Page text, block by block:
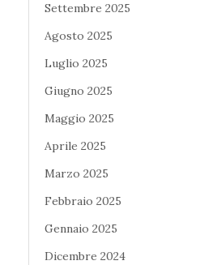
Settembre 2025
Agosto 2025
Luglio 2025
Giugno 2025
Maggio 2025
Aprile 2025
Marzo 2025
Febbraio 2025
Gennaio 2025
Dicembre 2024